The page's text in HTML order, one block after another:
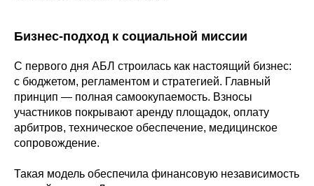
Бизнес-подход к социальной миссии
С первого дня АБЛ строилась как настоящий бизнес:
с бюджетом, регламентом и стратегией. Главный
принцип — полная самоокупаемость. Взносы
участников покрывают аренду площадок, оплату
арбитров, техническое обеспечение, медицинское
сопровождение.
Такая модель обеспечила финансовую независимость